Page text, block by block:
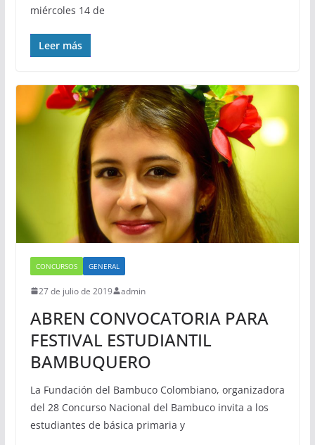
miércoles 14 de
Leer más
CONCURSOS GENERAL
27 de julio de 2019 admin
ABREN CONVOCATORIA PARA
FESTIVAL ESTUDIANTIL
BAMBUQUERO
La Fundación del Bambuco Colombiano, organizadora
del 28 Concurso Nacional del Bambuco invita a los
estudiantes de básica primaria y